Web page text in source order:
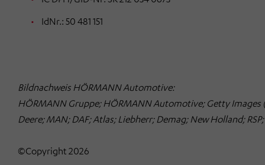
IdNr.: 50 481 151
Bildnachweis HÖRMANN Automotive:
HÖRMANN Gruppe; HÖRMANN Automotive; Getty
Deere; MAN; DAF; Atlas; Liebherr; Demag; New Holland;
©Copyright 2026